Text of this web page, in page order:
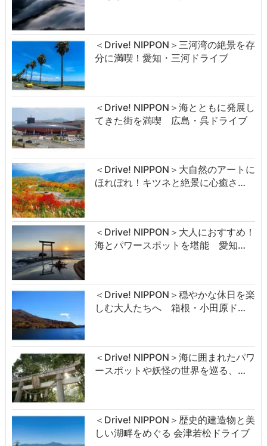
＜Drive! NIPPON＞三河湾の絶景を存
分に満喫！愛知・三河ドライブ
＜Drive! NIPPON＞海とともに発展し
てきた街を満喫 広島・呉ドライブ
＜Drive! NIPPON＞大自然のアートに
ほれぼれ！キツネと絶景に心癒さ…
＜Drive! NIPPON＞大人におすすめ！
海とパワースポットを堪能 愛知…
＜Drive! NIPPON＞穏やかな休日を楽
しむ大人たちへ 箱根・小田原ド…
＜Drive! NIPPON＞海に囲まれたパワ
ースポットや妖怪の世界を巡る、…
＜Drive! NIPPON＞歴史的建造物と美
しい湖畔をめぐる 会津若松ドライブ